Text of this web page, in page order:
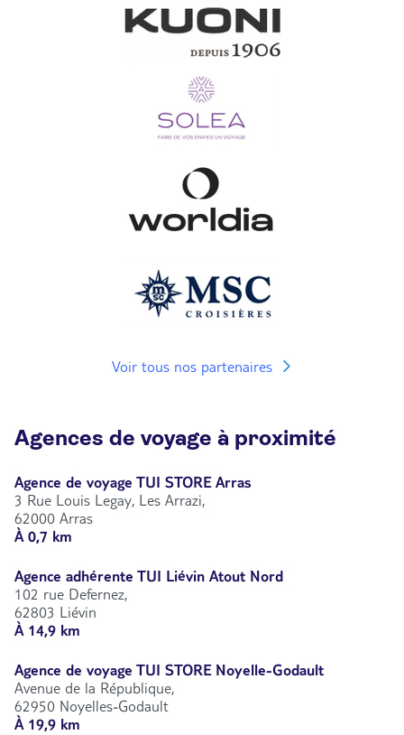
Voir tous nos partenaires
Agences de voyage à proximité
Agence de voyage TUI STORE Arras
3 Rue Louis Legay, Les Arrazi,
62000 Arras
À 0,7 km
Agence adhérente TUI Liévin Atout Nord
102 rue Defernez,
62803 Liévin
À 14,9 km
Agence de voyage TUI STORE Noyelle-Godault
Avenue de la République,
62950 Noyelles-Godault
À 19,9 km